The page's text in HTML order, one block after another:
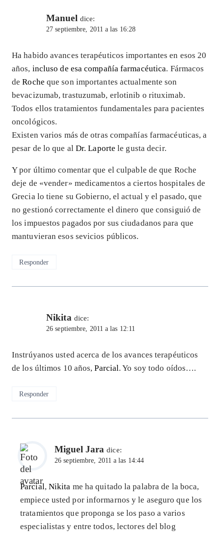
Manuel dice:
27 septiembre, 2011 a las 16:28
Ha habido avances terapéuticos importantes en esos 20
años, incluso de esa compañía farmacéutica. Fármacos
deRoche que son importantes actualmente son
bevacizumab, trastuzumab, erlotinib o rituximab.
Todos ellos tratamientos fundamentales para pacientes
oncológicos.
Existen varios más de otras compañías farmacéuticas, a
pesar de lo que al Dr. Laporte le gusta decir.
Y por último comentar que el culpable de que Roche
deje de «vender» medicamentos a ciertos hospitales de
Grecia lo tiene su Gobierno, el actual y el pasado, que
no gestionó correctamente el dinero que consiguió de
los impuestos pagados por sus ciudadanos para que
mantuvieran esos sevicios públicos.
Responder
Nikita dice:
26 septiembre, 2011 a las 12:11
Instrúyanos usted acerca de los avances terapéuticos
de los últimos 10 años,Parcial. Yo soy todo oídos….
Responder
Miguel Jara dice:
26 septiembre, 2011 a las 14:44
Parcial, Nikita me ha quitado la palabra de la boca,
empiece usted por informarnos y le aseguro que los
tratamientos que proponga se los paso a varios
especialistas y entre todos, lectores del blog